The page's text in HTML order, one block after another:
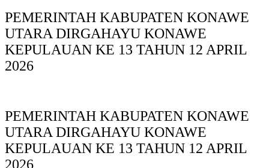
PEMERINTAH KABUPATEN KONAWE
UTARA DIRGAHAYU KONAWE
KEPULAUAN KE 13 TAHUN 12 APRIL
2026
PEMERINTAH KABUPATEN KONAWE
UTARA DIRGAHAYU KONAWE
KEPULAUAN KE 13 TAHUN 12 APRIL
2026